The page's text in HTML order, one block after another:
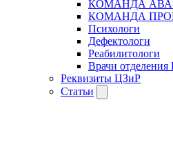
КОМАНДА АВА-
КОМАНДА
Психологи
Дефектологи
Реабилитологи
Врачи
Реквизиты ЦЗиР
Статьи